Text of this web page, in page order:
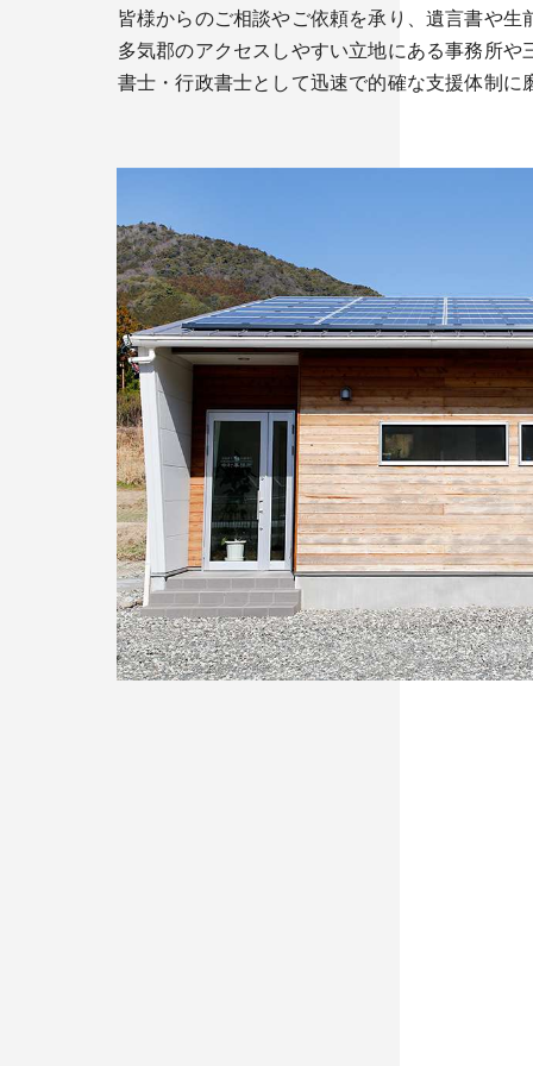
皆様からのご相談やご依頼を承り、遺言書や
多気郡のアクセスしやすい立地にある事務所
書士・行政書士として迅速で的確な支援体制に